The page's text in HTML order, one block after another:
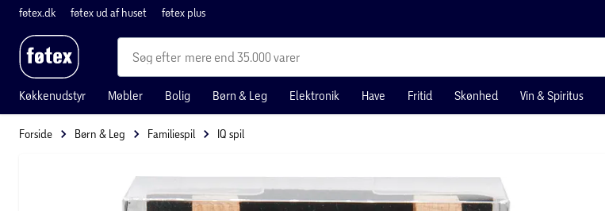
føtex.dk føtex ud af huset føtex plus
mere end 35.000 varer
Køkkenudstyr Møbler Bolig Børn & Leg Elektronik Have Fritid Skønhed Vin & Spiritus
Forside Børn & Leg Familiespil IQ spil